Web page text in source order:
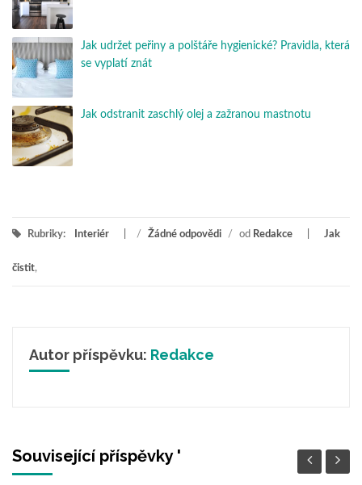
Jak udržet peřiny a polštáře hygienické? Pravidla, která
se vyplatí znát
Jak odstranit zaschlý olej a zažranou mastnotu
Rubriky: Interiér / Žádné odpovědi / od Redakce Jak
čistit,
Autor příspěvku: Redakce
Související příspěvky '